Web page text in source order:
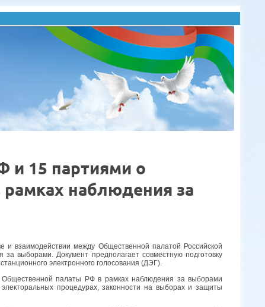
и 15 партиями о
рамках наблюдения за
взаимодействии между Общественной палатой Российской
выборами. Документ предполагает совместную подготовку
электронного голосования (ДЭГ).
палаты РФ в рамках наблюдения за выборами
процедурах, законности на выборах и защиты